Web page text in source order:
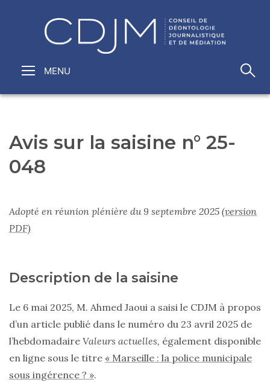
Avis sur la saisine n° 25-
048
Adopté en réunion plénière du 9 septembre 2025 (version
PDF)
Description de la saisine
Le 6 mai 2025, M. Ahmed Jaoui a saisi le CDJM à propos
d’un article publié dans le numéro du 23 avril 2025 de
l’hebdomadaire Valeurs actuelles, également disponible
en ligne sous le titre « Marseille : la police municipale
sous ingérence ? ».